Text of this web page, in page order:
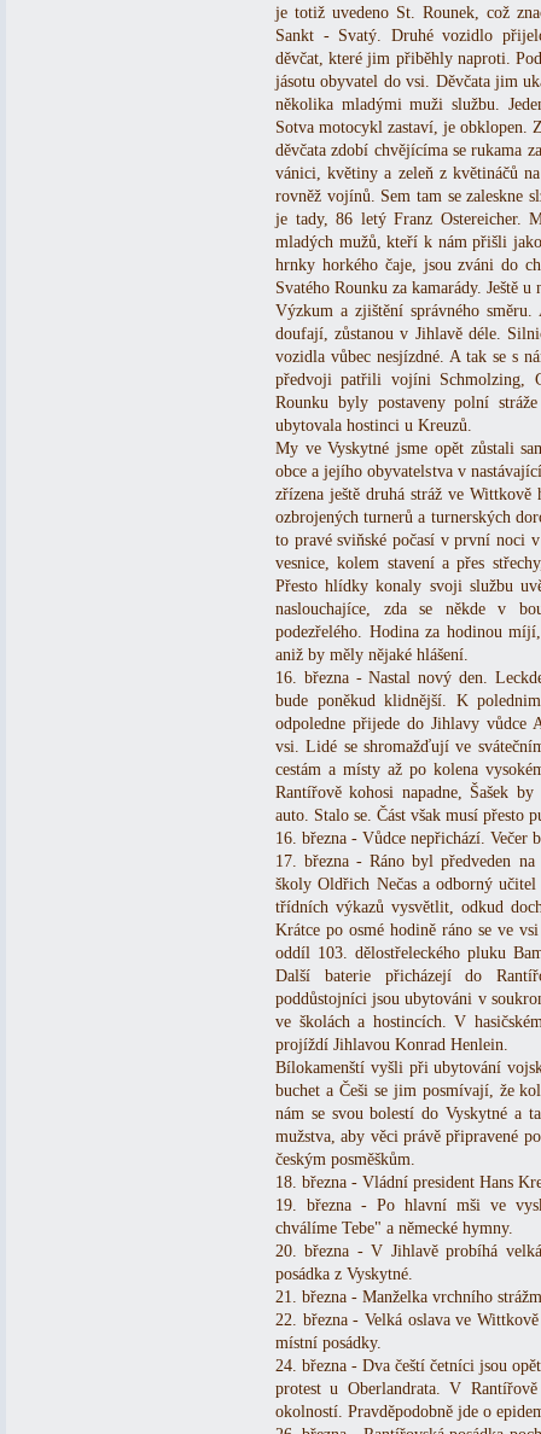
je totiž uvedeno St. Rounek, což
Sankt - Svatý. Druhé vozidlo
děvčat, které jim přiběhly naproti.
jásotu obyvatel do vsi. Děvčata jim
několika mladými muži službu.
Sotva motocykl zastaví, je obklopen.
děvčata zdobí chvějícíma se rukama
vánici, květiny a zeleň z květináčů
rovněž vojínů. Sem tam se zaleskne
je tady, 86 letý Franz Ostereicher.
mladých mužů, kteří k nám přišli
hrnky horkého čaje, jsou zváni do
Svatého Rounku za kamarády. Ještě
Výzkum a zjištění správného
doufají, zůstanou v Jihlavě déle.
vozidla vůbec nesjízdné. A tak se s
předvoji patřili vojíni Schmolzing,
Rounku byly postaveny polní
ubytovala hostinci u Kreuzů.
My ve Vyskytné jsme opět zůstali
obce a jejího obyvatelstva v
zřízena ještě druhá stráž ve
ozbrojených turnerů a turnerských
to pravé sviňské počasí v první noci
vesnice, kolem stavení a přes
Přesto hlídky konaly svoji službu
naslouchajíce, zda se někde v
podezřelého. Hodina za hodinou
aniž by měly nějaké hlášení.
16. března - Nastal nový den.
bude poněkud klidnější. K
odpoledne přijede do Jihlavy
vsi. Lidé se shromažďují ve
cestám a místy až po kolena
Rantířově kohosi napadne, Šašek
auto. Stalo se. Část však musí přesto
16. března - Vůdce nepřichází.
17. března - Ráno byl předveden na
školy Oldřich Nečas a odborný
třídních výkazů vysvětlit, odkud
Krátce po osmé hodině ráno se ve
oddíl 103. dělostřeleckého pluku
Další baterie přicházejí do
poddůstojníci jsou ubytováni v
ve školách a hostincích. V
projíždí Jihlavou Konrad Henlein.
Bílokamenští vyšli při ubytování
buchet a Češi se jim posmívají, že
nám se svou bolestí do Vyskytné a
mužstva, aby věci právě připravené
českým posměškům.
18. března - Vládní president Hans
19. března - Po hlavní mši ve
chválíme Tebe" a německé hymny.
20. března - V Jihlavě probíhá
posádka z Vyskytné.
21. března - Manželka vrchního
22. března - Velká oslava ve
místní posádky.
24. března - Dva čeští četníci jsou
protest u Oberlandrata. V
okolností. Pravděpodobně jde o